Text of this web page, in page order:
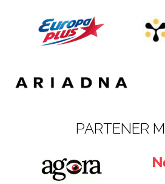
PARTENER